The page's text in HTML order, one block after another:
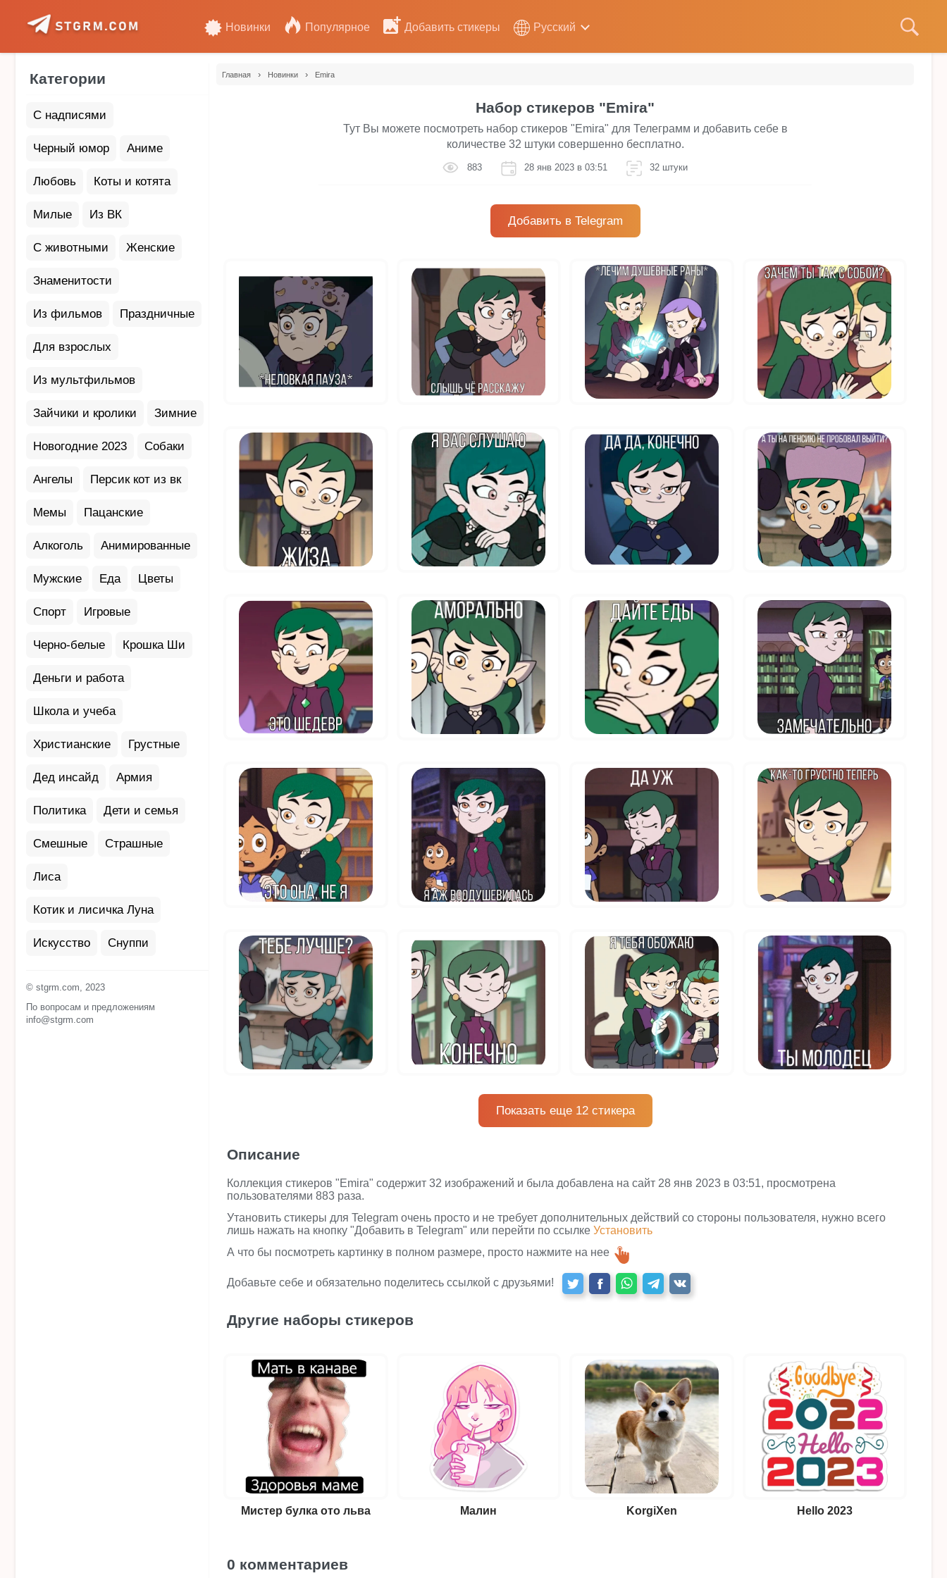
Новинки Популярное Добавить стикеры Русский
Категории
С надписями
Черный юмор Аниме
Любовь Коты и котята
Милые Из ВК
С животными Женские
Знаменитости
Из фильмов Праздничные
Для взрослых
Из мультфильмов
Зайчики и кролики Зимние
Новогодние 2023 Собаки
Ангелы Персик кот из вк
Мемы Пацанские
Алкоголь Анимированные
Мужские Еда Цветы
Спорт Игровые
Черно-белые Крошка Ши
Деньги и работа
Школа и учеба
Христианские Грустные
Дед инсайд Армия
Политика Дети и семья
Смешные Страшные
Лиса
Котик и лисичка Луна
Искусство Снуппи
© stgrm.com, 2023
По вопросам и предложениям
info@stgrm.com
Главная › Новинки › Emira
Набор стикеров "Emira"
Тут Вы можете посмотреть набор стикеров "Emira" для Телеграмм и добавить себе в
количестве 32 штуки совершенно бесплатно.
883 28 янв 2023 в 03:51 32 штуки
Добавить в Telegram
Показать еще 12 стикера
Описание
Коллекция стикеров "Emira" содержит 32 изображений и была добавлена на сайт 28 янв 2023 в 03:51, просмотрена
пользователями 883 раза.
Утановить стикеры для Telegram очень просто и не требует дополнительных действий со стороны пользователя, нужно всего
лишь нажать на кнопку "Добавить в Telegram" или перейти по ссылке Установить
А что бы посмотреть картинку в полном размере, просто нажмите на нее
Добавьте себе и обязательно поделитесь ссылкой с друзьями!
Другие наборы стикеров
Мистер булка ото льва Малин KorgiXen Hello 2023
0 комментариев